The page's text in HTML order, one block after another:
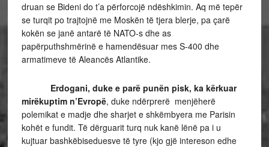
druan se Bideni do t’a përforcojë ndëshkimin. Aq më tepër
se turqit po trajtojnë me Moskën të tjera blerje, pa çarë
kokën se janë antarë të NATO-s dhe as
papërputhshmërinë e hamendësuar mes S-400 dhe
armatimeve të Aleancës Atlantike.
Erdogani, duke e parë punën pisk, ka kërkuar
mirëkuptim n’Evropë, duke ndërprerë menjëherë
polemikat e madje dhe sharjet e shkëmbyera me Parisin
kohët e fundit. Të dërguarit turq nuk kanë lënë pa i u
kujtuar bashkëbiseduesve të tyre (kjo gjë intereson edhe